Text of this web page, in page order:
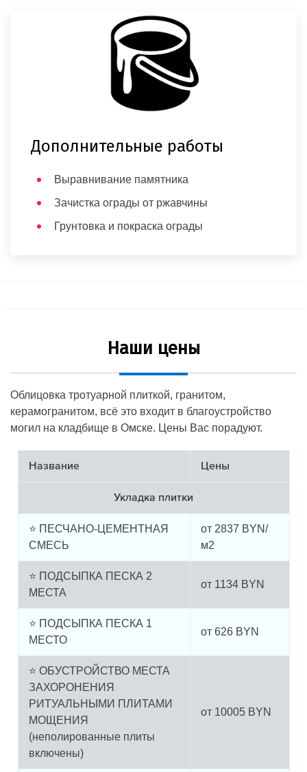
Дополнительные работы
Выравнивание памятника
Зачистка ограды от ржавчины
Грунтовка и покраска ограды
Наши цены
Облицовка тротуарной плиткой, гранитом,
керамогранитом, всё это входит в благоустройство
могил на кладбище в Омске. Цены Вас порадуют.
Название Цены
Укладка плитки
⭐ ПЕСЧАНО-ЦЕМЕНТНАЯ
СМЕСЬ
от 2837 BYN/
м2
⭐ ПОДСЫПКА ПЕСКА 2
МЕСТА
от 1134 BYN
⭐ ПОДСЫПКА ПЕСКА 1
МЕСТО
от 626 BYN
⭐ ОБУСТРОЙСТВО МЕСТА
ЗАХОРОНЕНИЯ
РИТУАЛЬНЫМИ ПЛИТАМИ
МОЩЕНИЯ
(неполированные плиты
включены)
от 10005 BYN